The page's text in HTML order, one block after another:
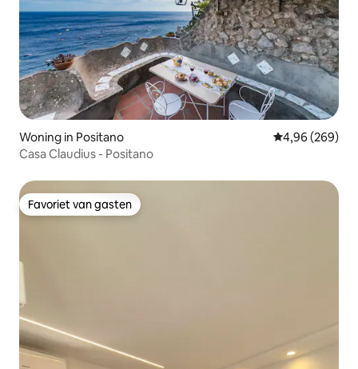
Woning in Positano Gemiddelde
4,96 (269)
Casa Claudius - Positano
Favoriet van gasten
Favoriet van gasten